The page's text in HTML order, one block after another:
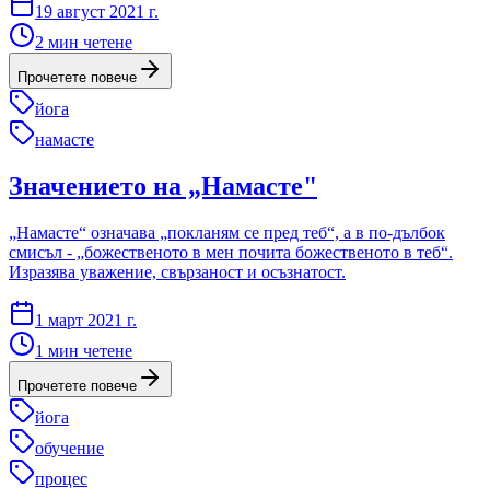
19 август 2021 г.
2 мин четене
Прочетете повече
йога
намасте
Значението на „Намасте"
„Намасте“ означава „покланям се пред теб“, а в по-дълбок
смисъл - „божественото в мен почита божественото в теб“.
Изразява уважение, свързаност и осъзнатост.
1 март 2021 г.
1 мин четене
Прочетете повече
йога
обучение
процес